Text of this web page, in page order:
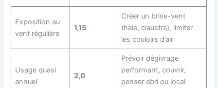
Exposition au
vent régulière
1,15
Créer un brise-vent
(haie, claustra), limiter
les couloirs d’air
Usage quasi
annuel
2,0
Prévoir dégivrage
performant, couvrir,
penser abri ou local